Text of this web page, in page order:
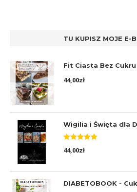
TU KUPISZ MOJE E-
Fit Ciasta Bez Cukru
44,00zł
Wigilia i Święta dla
5.00na 5
44,00zł
DIABETOBOOK -